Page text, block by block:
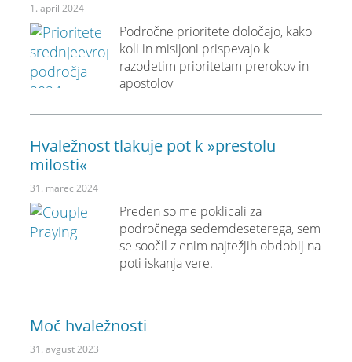
1. april 2024
Področne prioritete določajo, kako
koli in misijoni prispevajo k
razodetim prioritetam prerokov in
apostolov
Hvaležnost tlakuje pot k »prestolu
milosti«
31. marec 2024
Preden so me poklicali za
področnega sedemdeseterega, sem
se soočil z enim najtežjih obdobij na
poti iskanja vere.
Moč hvaležnosti
31. avgust 2023